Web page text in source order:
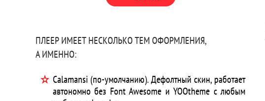
ПЛЕЕР ИМЕЕТ НЕСКОЛЬКО ТЕМ ОФОРМЛЕНИЯ,
А ИМЕННО:
Calamansi (по-умолчанию). Дефолтный скин, работает
автономно без Font Awesome и YOOtheme с любым